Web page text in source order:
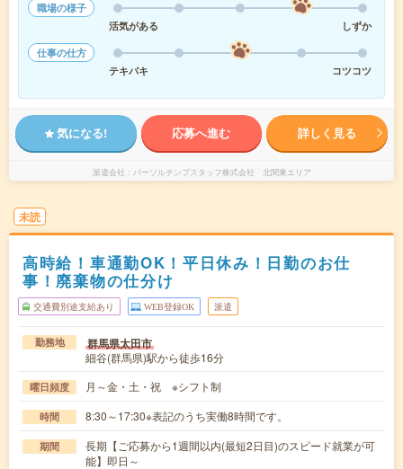
職場の様子
活気がある
しずか
仕事の仕方
テキパキ
コツコツ
気になる! 応募へ進む 詳しく見る
派遣会社 パーソルテンプスタッフ株式会社 北関東エリア
未読
高時給！車通勤OK！平日休み！日勤のお仕
事！廃棄物の仕分け
交通費別途支給あり WEB登録OK 派遣
勤務地 群馬県太田市
細谷(群馬県)駅から徒歩16分
曜日頻度 月～金・土・祝 ※シフト制
時間 8:30～17:30※表記のうち実働8時間です。
期間
長期【ご応募から1週間以内(最短2日目)のスピード就業が可
能】即日～